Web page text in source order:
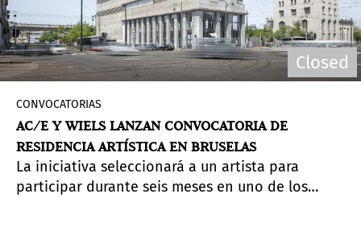
Closed
CONVOCATORIAS
AC/E Y WIELS LANZAN CONVOCATORIA DE
RESIDENCIA ARTÍSTICA EN BRUSELAS
La iniciativa seleccionará a un artista para
participar durante seis meses en uno de los